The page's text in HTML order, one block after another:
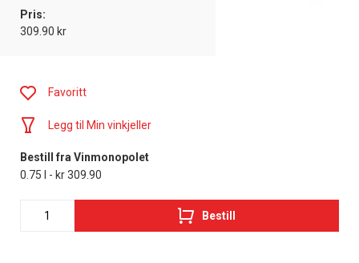
Pris:
309.90 kr
Favoritt
Legg til Min vinkjeller
Bestill fra Vinmonopolet
0.75 l - kr 309.90
Bestill